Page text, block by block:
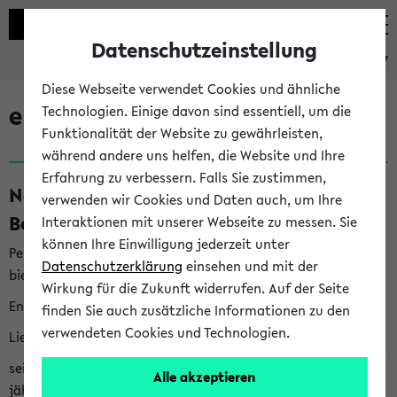
eKVV
eKVV News
Nachhaltigkeitspreis 2026:
Bewerbungsphase gestartet (06.08.26)
Per E-Mail eingestellt von nachhaltigkeitsbuero@uni-
bielefeld.de an den Verteiler 'Alle Studierenden':
English version below
Liebe Studierende,
seit 2023 verleiht das Rektorat der Universität Bielefeld
jährlich den Nachhaltigkeitspreis für Abschlussarbeiten. Sie
Datenschutzeinstellung
Diese Webseite verwendet Cookies und ähnliche
Technologien. Einige davon sind essentiell, um die
Funktionalität der Website zu gewährleisten,
während andere uns helfen, die Website und Ihre
Erfahrung zu verbessern. Falls Sie zustimmen,
verwenden wir Cookies und Daten auch, um Ihre
Interaktionen mit unserer Webseite zu messen. Sie
können Ihre Einwilligung jederzeit unter
Datenschutzerklärung einsehen und mit der
Wirkung für die Zukunft widerrufen. Auf der Seite
finden Sie auch zusätzliche Informationen zu den
verwendeten Cookies und Technologien.
Alle akzeptieren